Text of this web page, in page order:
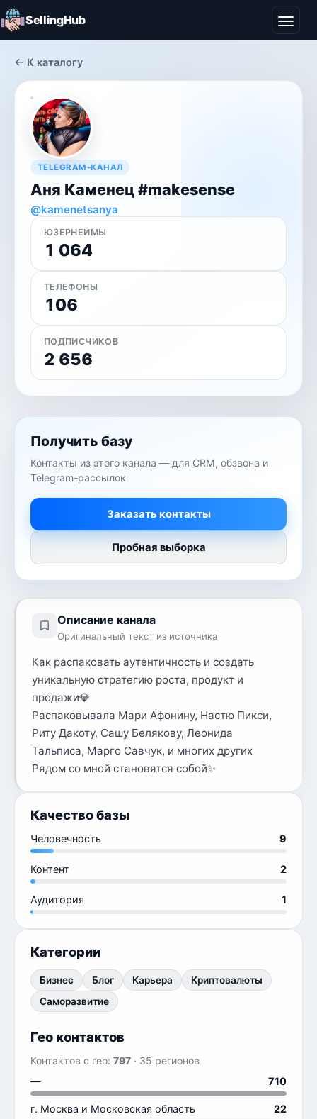
SellingHub
← К каталогу
TELEGRAM-КАНАЛ
Аня Каменец #makesense
@kamenetsanya
ЮЗЕРНЕЙМЫ
1 064
ТЕЛЕФОНЫ
106
ПОДПИСЧИКОВ
2 656
Описание канала
Оригинальный текст из источника
Как распаковать аутентичность и создать
уникальную стратегию роста, продукт и
продажи💎
Распаковывала Мари Афонину, Настю Пикси,
Риту Дакоту, Сашу Белякову, Леонида
Тальписа, Марго Савчук, и многих других
Рядом со мной становятся собой✨
Качество базы
Человечность 9
Контент 2
Аудитория 1
Категории
Бизнес Блог Карьера
Криптовалюты
Саморазвитие
Гео контактов
Контактов с гео: 797 · 35 регионов
—
710
г. Москва и Московская область 22
Получить базу
Контакты из этого канала — для CRM, обзвона и
Telegram-рассылок
Заказать контакты
Пробная выборка